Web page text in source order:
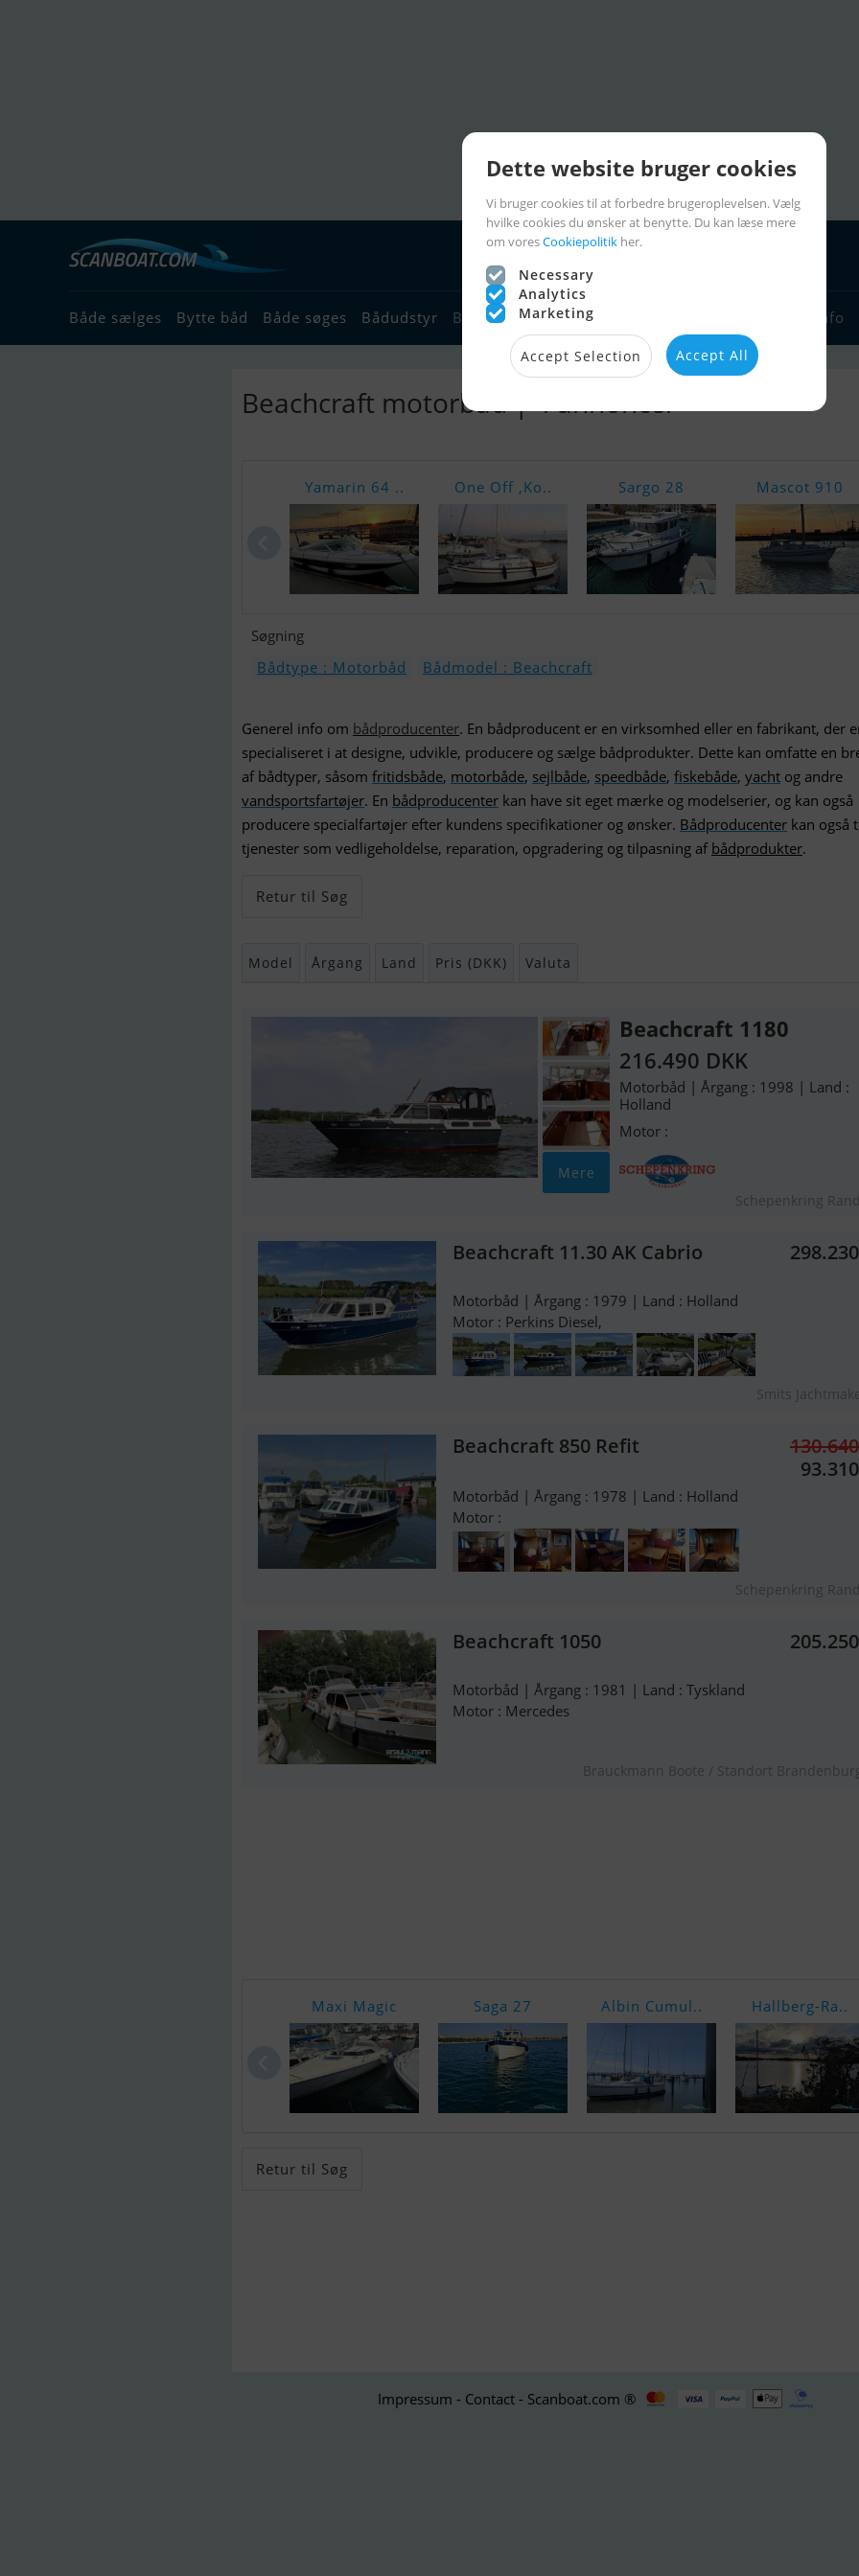
Både sælges Bytte båd Både søges Bådudstyr Bådforhandlere Sejlerlinks Sejlerinfo
Beachcraft motorbåd | 4 annoncer
Yamarin 64 .. One Off ,Ko.. Sargo 28 Mascot 910
Søgning
Bådtype : Motorbåd
Bådmodel : Beachcraft
Generel info om bådproducenter. En bådproducent er en virksomhed eller en fabrikant, der
specialiseret i at designe, udvikle, producere og sælge bådprodukter. Dette kan omfatte en
af bådtyper, såsom fritidsbåde, motorbåde, sejlbåde, speedbåde, fiskebåde, yacht og andre
vandsportsfartøjer. En bådproducenter kan have sit eget mærke og modelserier, og kan også
producere specialfartøjer efter kundens specifikationer og ønsker. Bådproducenter kan også
tjenester som vedligeholdelse, reparation, opgradering og tilpasning af bådprodukter.
Retur til Søg
Model Årgang Land Pris (DKK) Valuta
Mere
Beachcraft 1180
216.490 DKK
Motorbåd | Årgang : 1998 | Land :
Holland
Motor :
Schepenkring
Beachcraft 11.30 AK Cabrio
Motorbåd | Årgang : 1979 | Land : Holland
Motor : Perkins Diesel,
Smits
Beachcraft 850 Refit
Motorbåd | Årgang : 1978 | Land : Holland
Motor :
Schepenkring
Beachcraft 1050
Motorbåd | Årgang : 1981 | Land : Tyskland
Motor : Mercedes
Brauckmann Boote / Standort
Maxi Magic Saga 27 Albin Cumul.. Hallberg-Ra..
Retur til Søg
Impressum - Contact - Scanboat.com ®
Dette website bruger cookies
Vi bruger cookies til at forbedre brugeroplevelsen. Vælg
hvilke cookies du ønsker at benytte. Du kan læse mere
om voresCookiepolitik her.
Necessary
Analytics
Marketing
Accept Selection Accept All